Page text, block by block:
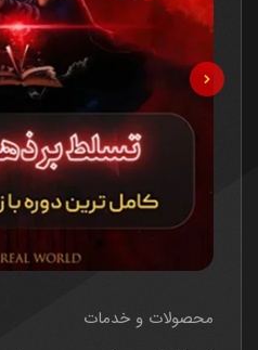
محصولات و خدمات